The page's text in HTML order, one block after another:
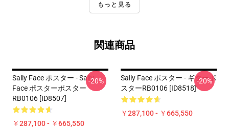
もっと見る
関連商品
Sally Face ポスター - Sally
Face ポスターポスター
RB0106 [ID8507]
￥287,100 - ￥665,550
-20%
Sally Face ポスター - ギターポ
スターRB0106 [ID8518]
￥287,100 - ￥665,550
-20%